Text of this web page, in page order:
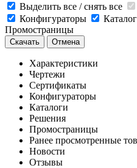
Выделить все / снять все
Конфигураторы
Промостраницы
Скачать Отмена
Характеристики
Чертежи
Сертификаты
Конфигураторы
Каталоги
Решения
Промостраницы
Ранее просмотренные
Новости
Отзывы